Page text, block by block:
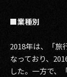
■業種別
2018年は、「旅
なっており、
した。一方で、